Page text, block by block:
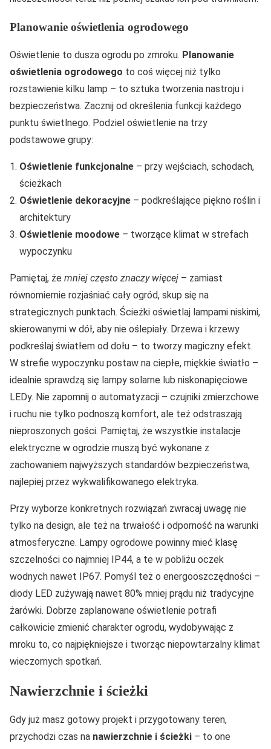
Planowanie oświetlenia ogrodowego
Oświetlenie to dusza ogrodu po zmroku. Planowanie
oświetlenia ogrodowego to coś więcej niż tylko
rozstawienie kilku lamp – to sztuka tworzenia nastroju i
bezpieczeństwa. Zacznij od określenia funkcji każdego
punktu świetlnego. Podziel oświetlenie na trzy
podstawowe grupy:
Oświetlenie funkcjonalne – przy wejściach, schodach,
ścieżkach
Oświetlenie dekoracyjne – podkreślające piękno roślin i
architektury
Oświetlenie moodowe – tworzące klimat w strefach
wypoczynku
Pamiętaj, że mniej często znaczy więcej – zamiast
równomiernie rozjaśniać cały ogród, skup się na
strategicznych punktach. Ścieżki oświetlaj lampami niskimi,
skierowanymi w dół, aby nie oślepiały. Drzewa i krzewy
podkreślaj światłem od dołu – to tworzy magiczny efekt.
W strefie wypoczynku postaw na ciepłe, miękkie światło –
idealnie sprawdzą się lampy solarne lub niskonapięciowe
LEDy. Nie zapomnij o automatyzacji – czujniki zmierzchowe
i ruchu nie tylko podnoszą komfort, ale też odstraszają
nieproszonych gości. Pamiętaj, że wszystkie instalacje
elektryczne w ogrodzie muszą być wykonane z
zachowaniem najwyższych standardów bezpieczeństwa,
najlepiej przez wykwalifikowanego elektryka.
Przy wyborze konkretnych rozwiązań zwracaj uwagę nie
tylko na design, ale też na trwałość i odporność na warunki
atmosferyczne. Lampy ogrodowe powinny mieć klasę
szczelności co najmniej IP44, a te w pobliżu oczek
wodnych nawet IP67. Pomyśl też o energooszczędności –
diody LED zużywają nawet 80% mniej prądu niż tradycyjne
żarówki. Dobrze zaplanowane oświetlenie potrafi
całkowicie zmienić charakter ogrodu, wydobywając z
mroku to, co najpiękniejsze i tworząc niepowtarzalny klimat
wieczornych spotkań.
Nawierzchnie i ścieżki
Gdy już masz gotowy projekt i przygotowany teren,
przychodzi czas na nawierzchnie i ścieżki – to one